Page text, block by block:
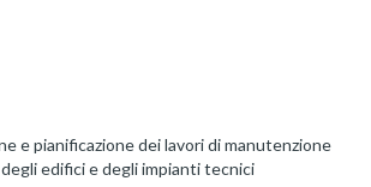
e pianificazione dei lavori di manutenzione
edifici e degli impianti tecnici